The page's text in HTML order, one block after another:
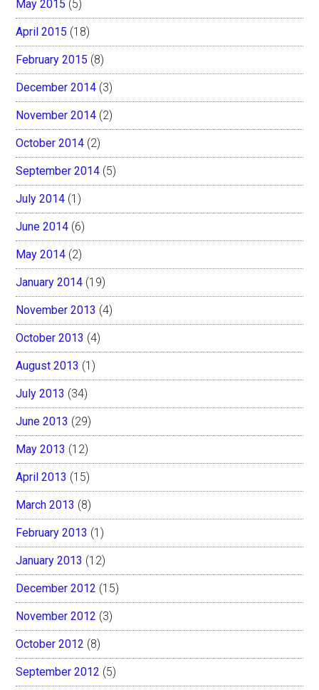
May 2015 (5)
April 2015 (18)
February 2015 (8)
December 2014 (3)
November 2014 (2)
October 2014 (2)
September 2014 (5)
July 2014 (1)
June 2014 (6)
May 2014 (2)
January 2014 (19)
November 2013 (4)
October 2013 (4)
August 2013 (1)
July 2013 (34)
June 2013 (29)
May 2013 (12)
April 2013 (15)
March 2013 (8)
February 2013 (1)
January 2013 (12)
December 2012 (15)
November 2012 (3)
October 2012 (8)
September 2012 (5)